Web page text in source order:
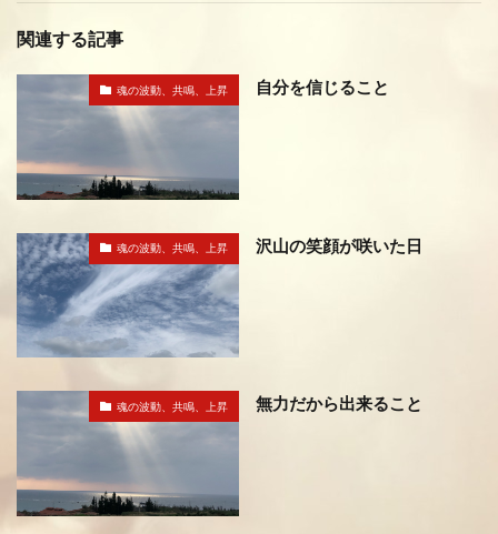
関連する記事
魂の波動、共鳴、上昇 自分を信じること
魂の波動、共鳴、上昇 沢山の笑顔が咲いた日
魂の波動、共鳴、上昇 無力だから出来ること